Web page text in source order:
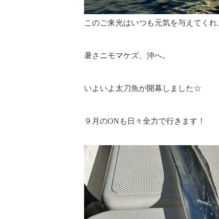
このご来光はいつも元気を与えてく
暑さニモマケズ、沖へ。
いよいよ太刀魚が開幕しました☆
９月のONも日々全力で行きます！